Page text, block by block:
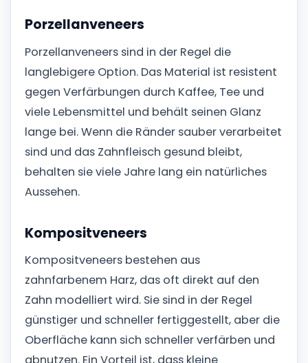
Porzellanveneers
Porzellanveneers sind in der Regel die
langlebigere Option. Das Material ist resistent
gegen Verfärbungen durch Kaffee, Tee und
viele Lebensmittel und behält seinen Glanz
lange bei. Wenn die Ränder sauber verarbeitet
sind und das Zahnfleisch gesund bleibt,
behalten sie viele Jahre lang ein natürliches
Aussehen.
Kompositveneers
Kompositveneers bestehen aus
zahnfarbenem Harz, das oft direkt auf den
Zahn modelliert wird. Sie sind in der Regel
günstiger und schneller fertiggestellt, aber die
Oberfläche kann sich schneller verfärben und